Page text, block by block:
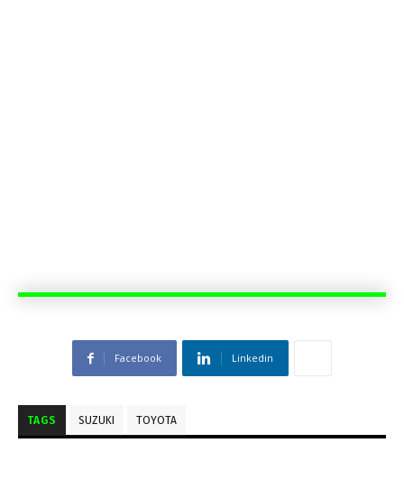
Facebook Linkedin
TAGS SUZUKI TOYOTA